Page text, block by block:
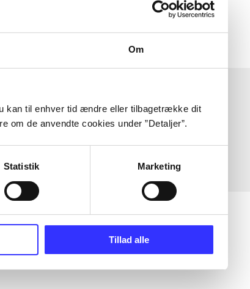
Om
kan til enhver tid ændre eller tilbagetrække dit
om de anvendte cookies under ”Detaljer”.
Statistik Marketing
Tillad alle